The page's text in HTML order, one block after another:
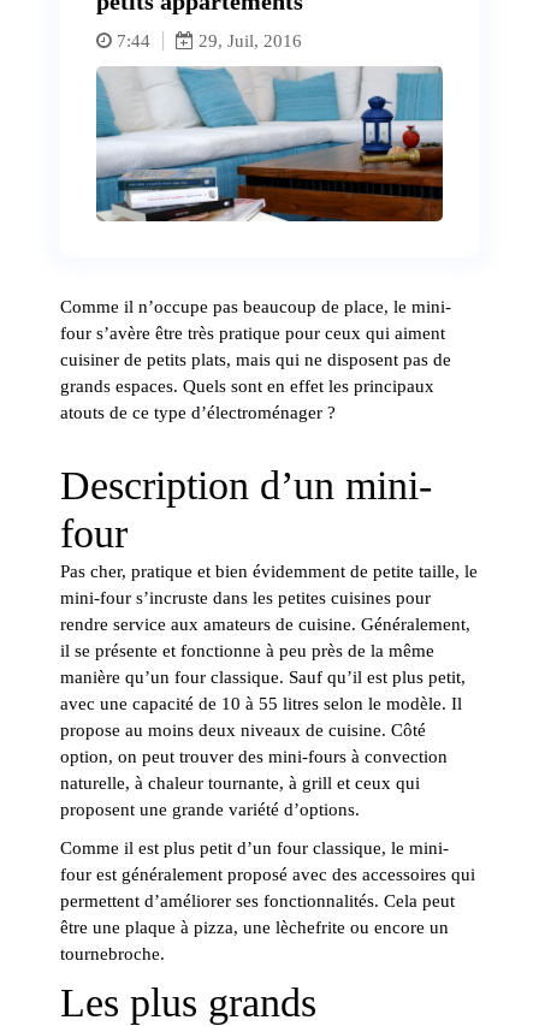
7:44 29, Juil, 2016
Comme il n’occupe pas beaucoup de place, le mini-
four s’avère être très pratique pour ceux qui aiment
cuisiner de petits plats, mais qui ne disposent pas de
grands espaces. Quels sont en effet les principaux
atouts de ce type d’électroménager ?
Description d’un mini-
four
Pas cher, pratique et bien évidemment de petite taille, le
mini-four s’incruste dans les petites cuisines pour
rendre service aux amateurs de cuisine. Généralement,
il se présente et fonctionne à peu près de la même
manière qu’un four classique. Sauf qu’il est plus petit,
avec une capacité de 10 à 55 litres selon le modèle. Il
propose au moins deux niveaux de cuisine. Côté
option, on peut trouver des mini-fours à convection
naturelle, à chaleur tournante, à grill et ceux qui
proposent une grande variété d’options.
Comme il est plus petit d’un four classique, le mini-
four est généralement proposé avec des accessoires qui
permettent d’améliorer ses fonctionnalités. Cela peut
être une plaque à pizza, une lèchefrite ou encore un
tournebroche.
Les plus grands